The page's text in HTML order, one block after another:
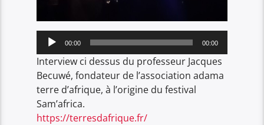
Lecteur
audio
00:00 00:00
Interview ci dessus du professeur Jacques
Becuwé, fondateur de l’association adama
terre d’afrique, à l’origine du festival
Sam’africa.
https://terresdafrique.fr/